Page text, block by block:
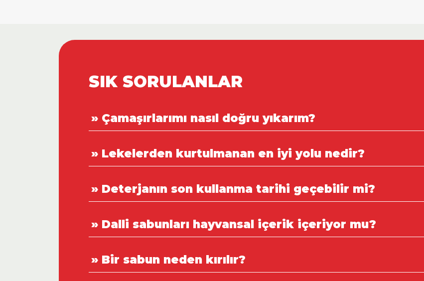
SIK SORULANLAR
» Çamaşırlarımı nasıl doğru yıkarım?
» Lekelerden kurtulmanan en iyi yolu nedir?
» Deterjanın son kullanma tarihi geçebilir mi?
» Dalli sabunları hayvansal içerik içeriyor mu?
» Bir sabun neden kırılır?